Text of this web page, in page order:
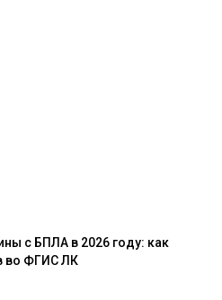
с БПЛА в 2026 году: как
во ФГИС ЛК